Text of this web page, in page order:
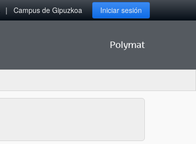
Campus de Gipuzkoa Iniciar sesión
Polymat